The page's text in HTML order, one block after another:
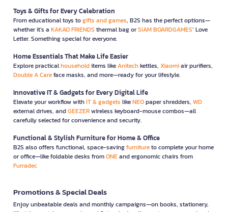
Toys & Gifts for Every Celebration
From educational toys togifts and games, B2S has the perfect options—
whether it’s a KAKAO FRIENDS thermal bag orSIAM BOARDGAMES’ Love
Letter. Something special for everyone.
Home Essentials That Make Life Easier
Explore practicalhouseholditems likeAnitechkettles, Xiaomiair purifiers,
Double A Careface masks, and more—ready for your lifestyle.
Innovative IT & Gadgets for Every Digital Life
Elevate your workflow withIT & gadgets likeNEOpaper shredders, WD
external drives, andGEEZERwireless keyboard-mouse combos—all
carefully selected for convenience and security.
Functional & Stylish Furniture for Home & Office
B2S also offers functional, space-savingfurnitureto complete your home
or office—like foldable desks fromONEand ergonomic chairs from
Furradec
Promotions & Special Deals
Enjoy unbeatable deals and monthly campaigns—on books, stationery,